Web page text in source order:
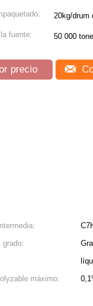
20kg/drum
fuente: 50 000
precio
grado:
máximo: